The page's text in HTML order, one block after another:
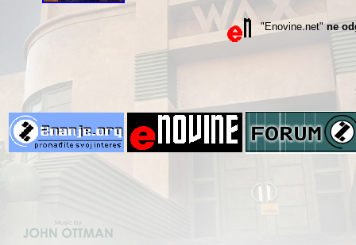
"Enovine.net"ne